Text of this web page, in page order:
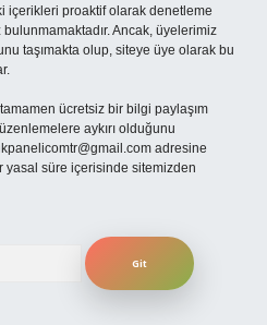
içerikleri proaktif olarak denetleme
Ancak, üyelerimiz
taşımakta olup, siteye üye olarak bu
ücretsiz bir bilgi paylaşım
aykırı olduğunu
adresine
süre içerisinde sitemizden